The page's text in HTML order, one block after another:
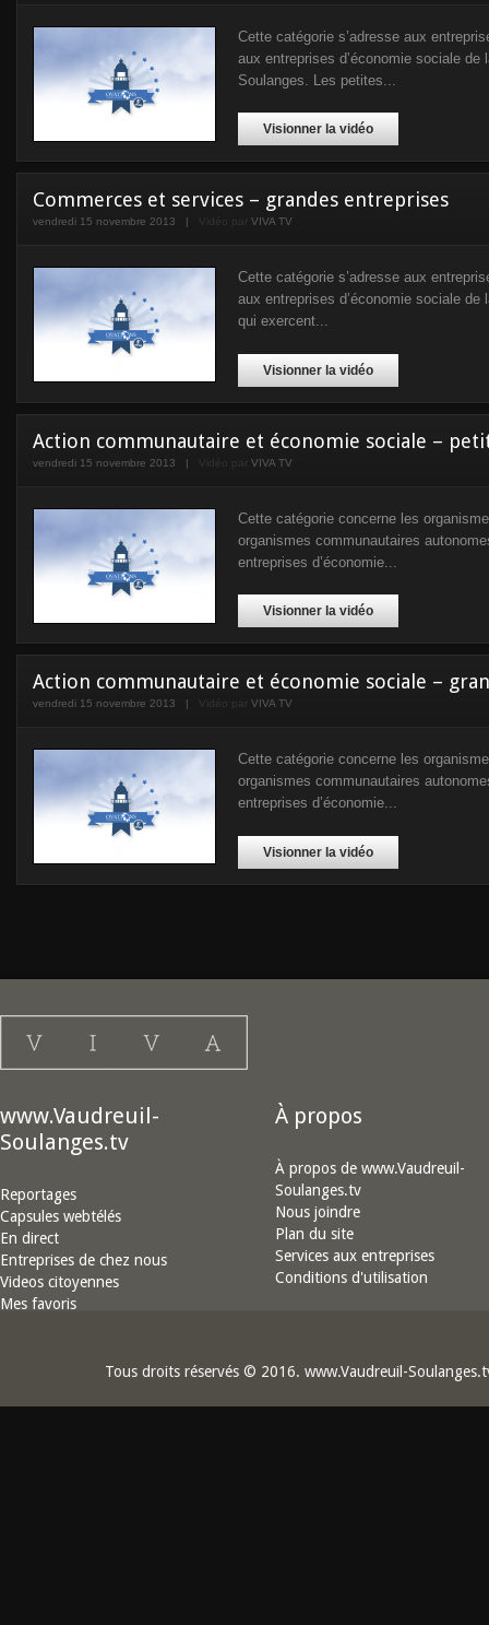
Cette catégorie s’adresse aux
aux entreprises d’économie sociale de
Soulanges. Les petites...
Visionner la vidéo
Commerces et services – grandes entreprises
vendredi 15 novembre 2013 | Vidéo par VIVA TV
Cette catégorie s’adresse aux
aux entreprises d’économie sociale de
qui exercent...
Visionner la vidéo
Action communautaire et économie sociale –
vendredi 15 novembre 2013 | Vidéo par VIVA TV
Cette catégorie concerne les
organismes communautaires
entreprises d’économie...
Visionner la vidéo
Action communautaire et économie sociale –
vendredi 15 novembre 2013 | Vidéo par VIVA TV
Cette catégorie concerne les
organismes communautaires
entreprises d’économie...
Visionner la vidéo
www.Vaudreuil-
Soulanges.tv
Reportages
Capsules webtélés
En direct
Entreprises de chez nous
Videos citoyennes
Mes favoris
À propos
À propos de www.Vaudreuil-
Soulanges.tv
Nous joindre
Plan du site
Services aux entreprises
Conditions d'utilisation
Tous droits réservés © 2016. www.Vaudreuil-